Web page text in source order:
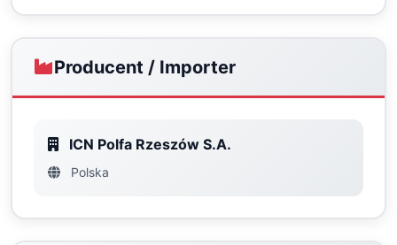
Producent / Importer
ICN Polfa Rzeszów S.A.
Polska